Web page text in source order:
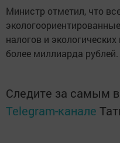
Министр отметил, что
налогов и
более миллиарда рублей.
Следите за самым
Telegram-канале